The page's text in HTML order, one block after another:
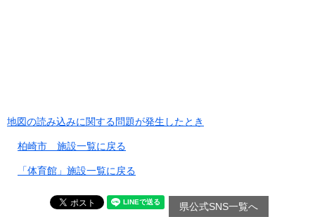
地図の読み込みに関する問題が発生したとき
柏崎市 施設一覧に戻る
「体育館」施設一覧に戻る
県公式SNS一覧へ